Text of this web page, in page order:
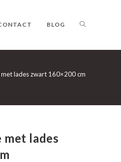
BLOG TOGGLE
WEBSITE
lades zwart 160×200 cm
met lades